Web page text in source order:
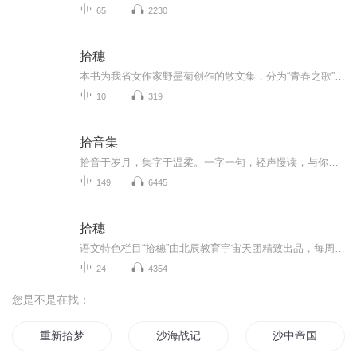
65 2230
拾穗
10 319
拾音集
149 6445
拾穗
24 4354
您是不是在找：
重新拾梦 沙海战记 沙中帝国